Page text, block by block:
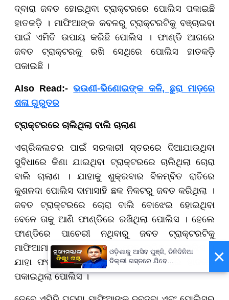
ଦ୍ବାରା ଜବତ ହୋଇଥିବା ଟ୍ରାକ୍ଟରରେ ପୋଲିସ ପକାଇଛି
ହାତକଡ଼ି । ମାଫିଆଙ୍କ କବଳରୁ ଟ୍ରାକ୍ଟରଟିକୁ ବଞ୍ଚାଇବା
ପାଇଁ ଏମିତି ଉପାୟ କରିଛି ପୋଲିସ । ଫାଣ୍ଡି ଆଗରେ
ଜବତ ଟ୍ରାକ୍ଟରକୁ ରଖି ସେଥିରେ ପୋଲିସ ହାତକଡ଼ି
ପକାଇଛି ।
Also Read:-ଭଉଣୀ-ଭିଣୋଇଙ୍କ କଳି, ଛୁରା ମାଡ଼ରେ
ଶଳା ଗୁରୁତର
ଟ୍ରାକ୍ଟରରେ ଚାଲିଥିଲା ବାଲି ଚାଲାଣ
ଏଗ୍ରିକଲଚର ପାଇଁ ସରକାରୀ ସ୍ତରରେ ଦିଆଯାଉଥିବା
ସୁବିଧାରେ କିଣା ଯାଇଥିବା ଟ୍ରାକ୍ଟରରେ ଚାଲିଥିଲା ଚୋରା
ବାଲି ଚାଲାଣ । ଯାହାକୁ ଶୁକ୍ରବାର ବିଳମ୍ବିତ ରାତିରେ
କୁଶଳଦା ପୋଲିସ ଦାମାସାହି ଛକ ନିକଟରୁ ଜବତ କରିଥିଲା ।
ଜବତ ଟ୍ରାକ୍ଟରରେ ଚୋରା ବାଲି ବୋଝେଇ ହୋଇଥିବା
ବେଳେ ତାକୁ ଆଣି ଫାଣ୍ଡିରେ ରଖିଥିଲା ପୋଲିସ । ହେଲେ
ଫାଣ୍ଡିରେ ପାଚେରୀ ନଥିବାରୁ ଜବତ ଟ୍ରାକ୍ଟରଟିକୁ
ମାଫିଆମାନେ ନେଇଯିବାର ସନ୍ଦେହ କରିଥିଲା ପୋଲିସ ।
ଯାହା ଫଳରେ ଜବତ ଟ୍ରାକ୍ଟରର ଷ୍ଟିୟରିଂରେ ହାତକଡ଼ି
ପକାଇଥିଲା ପୋଲିସ ।
×
ଓଡ଼ିଶାକୁ ଆସିବ ପୁଞ୍ଜି, ତିନିଦିନିଆ
ଦିଲ୍ଲୀ ଗସ୍ତରେ ଯିବେ
ମୁଖ୍ୟମନ୍ତ୍ରୀ ମୋହନ ମାଝୀ